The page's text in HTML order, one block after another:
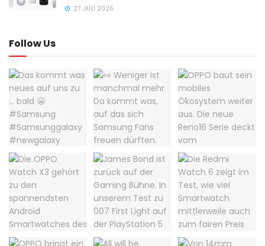
27. JULI 2026
Follow Us